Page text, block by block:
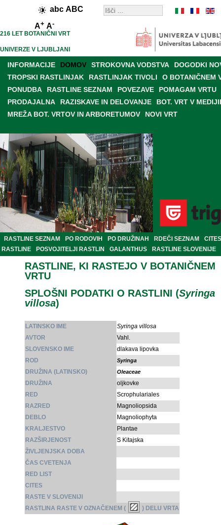
abc ABC
A+ A-
216 LET BOTANIČNI VRT
UNIVERZE V LJUBLJANI
INFORMACIJE DOMOV STROKOVNA VODSTVA
DOGODKI
TROPSKI RASTLINJAK
RASTLINJAK TIVOLI
O BOTANIČNEM
PONUDBA
RASTLINE SEZNAM POVEZAVE
POMAGAM VRTU
PRODAJALNA
RAZISKAVE IN DELOVANJE
BOT. VRT V
MREŽA BOT. VRTOV IN ARBORETUMOV
NOVI VRT
RASTLINE SEZNAM PO RODOVIH PO DRUŽINAH RDEČI SEZNAM
CITES
RASTLINE
POSVOJITELJI RASTLIN GALANTHUS RASTLINE SLOVENIJE
RASTLINE, KI RASTEJO V BOTANIČNEM
VRTU
SPLOŠNI PODATKI O RASTLINI (Syringa
villosa)
LATINSKO IME
Syringa villosa
AVTOR
Vahl.
SLOVENSKO IME
dlakava lipovka
ROD
Syringa
DRUŽINA (LATINSKO) Oleaceae
DRUŽINA
oljkovke
RED
Scrophulariales
RAZRED
Magnoliopsida
DEBLO
Magnoliophyta
KRALJESTVO
Plantae
RAZŠIRJENOST
S Kitajska
ŽIVLJENJSKA DOBA
ČAS CVETENJA
RED LIST
CITES
RASTE V SLOVENIJI
RASTLINA RASTE V OZNAČENEM (
) DELU VRTA